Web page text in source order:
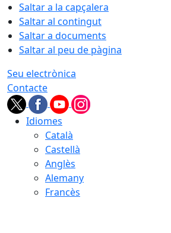
Saltar a la capçalera
Saltar al contingut
Saltar a documents
Saltar al peu de pàgina
Seu electrònica
Contacte
Idiomes
Català
Castellà
Anglès
Alemany
Francès